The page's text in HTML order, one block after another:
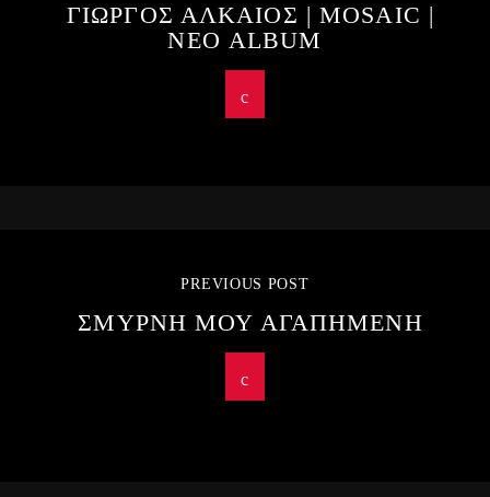
ΓΙΩΡΓΟΣ ΑΛΚΑΙΟΣ | MOSAIC |
ΝΕΟ ALBUM
PREVIOUS POST
ΣΜΥΡΝΗ ΜΟΥ ΑΓΑΠΗΜΕΝΗ